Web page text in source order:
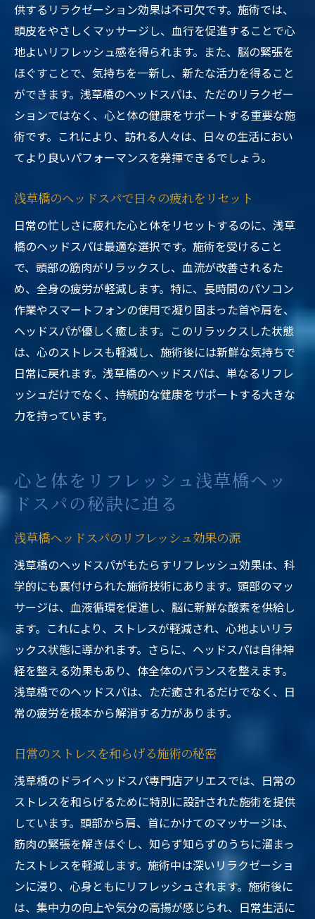
供するリラクゼーション効果は不可欠です。施術では、
頭皮をやさしくマッサージし、血行を促進することで心
地よいリフレッシュ感を得られます。また、脳の緊張を
ほぐすことで、気持ちを一新し、新たな活力を得ること
ができます。浅草橋のヘッドスパは、ただのリラクゼー
ションではなく、心と体の健康をサポートする重要な施
術です。これにより、訪れる人々は、日々の生活におい
てより良いパフォーマンスを発揮できるでしょう。
浅草橋のヘッドスパで日々の疲れをリセット
日常の忙しさに疲れた心と体をリセットするのに、浅草
橋のヘッドスパは最適な選択です。施術を受けること
で、頭部の筋肉がリラックスし、血流が改善されるた
め、全身の疲労が軽減します。特に、長時間のパソコン
作業やスマートフォンの使用で凝り固まった首や肩を、
ヘッドスパが優しく癒します。このリラックスした状態
は、心のストレスも軽減し、施術後には新鮮な気持ちで
日常に戻れます。浅草橋のヘッドスパは、単なるリフレ
ッシュだけでなく、持続的な健康をサポートする大きな
力を持っています。
心と体をリフレッシュ浅草橋ヘッ
ドスパの秘訣に迫る
浅草橋ヘッドスパのリフレッシュ効果の源
浅草橋のヘッドスパがもたらすリフレッシュ効果は、科
学的にも裏付けられた施術技術にあります。頭部のマッ
サージは、血液循環を促進し、脳に新鮮な酸素を供給し
ます。これにより、ストレスが軽減され、心地よいリラ
ックス状態に導かれます。さらに、ヘッドスパは自律神
経を整える効果もあり、体全体のバランスを整えます。
浅草橋でのヘッドスパは、ただ癒されるだけでなく、日
常の疲労を根本から解消する力があります。
日常のストレスを和らげる施術の秘密
浅草橋のドライヘッドスパ専門店アリエスでは、日常の
ストレスを和らげるために特別に設計された施術を提供
しています。頭部から肩、首にかけてのマッサージは、
筋肉の緊張を解きほぐし、知らず知らずのうちに溜まっ
たストレスを軽減します。施術中は深いリラクゼーショ
ンに浸り、心身ともにリフレッシュされます。施術後に
は、集中力の向上や気分の高揚が感じられ、日常生活に